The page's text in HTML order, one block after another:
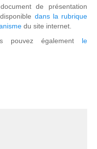
de présentation
dans la rubrique
du site internet.
pouvez également le